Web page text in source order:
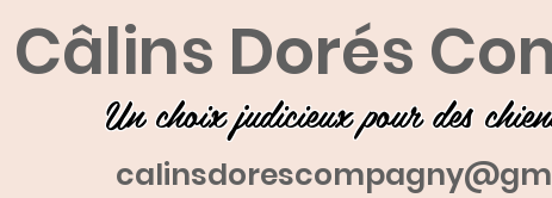
Câlins Dorés
Un choix judicieux pour des